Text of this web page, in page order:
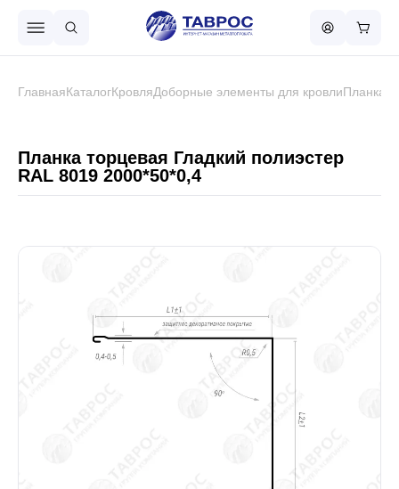
Металлочерепица
Чёрный металлопрокат
ГлавнаяКаталогКровляДоборные элементы для кровлиПланка
Планка торцевая Гладкий полиэстер
RAL 8019 2000*50*0,4